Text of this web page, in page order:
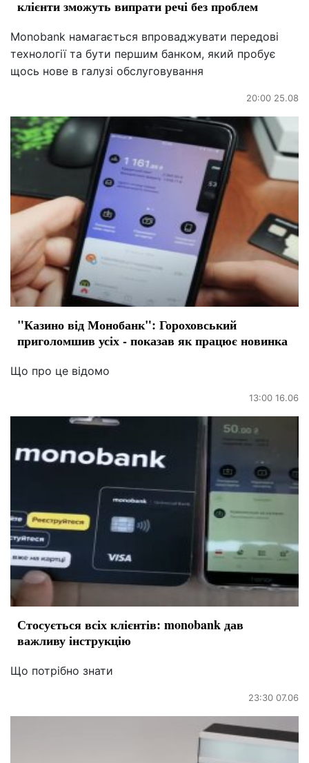
клієнти зможуть випрати речі без проблем
Monobank намагається впроваджувати передові
технології та бути першим банком, який пробує
щось нове в галузі обслуговування
20:00 25.08
"Казино від Монобанк": Гороховський
приголомшив усіх - показав як працює новинка
Що про це відомо
13:00 16.06
Стосується всіх клієнтів: monobank дав
важливу інструкцію
Що потрібно знати
23:30 07.06